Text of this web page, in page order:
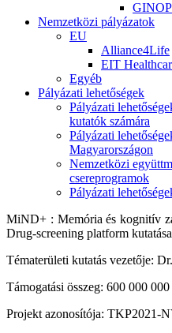
Nemzetközi pályázatok
EU
Alliance4Life
EIT
Egyéb
Pályázati lehetőségek
Pályázati
kutatók számára
Pályázati
Magyarországon
Nemzetközi
csereprogramok
Pályázati
MiND+ : Memória és kognitív
Drug-screening platform
Tématerületi kutatás vezetője:
Támogatási összeg: 600 000
Projekt azonosítója: TKP2021-